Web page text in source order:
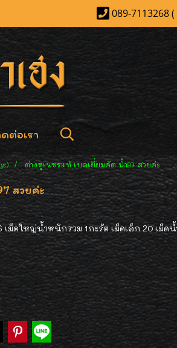
089-7113268
ต่อเรา
ต่างหูเพชรแท้ เบลเยี่ยมคัต น้ำ97 สวยค่ะ
สวยค่ะ
เม็ดใหญ่น้ำหนักรวม 1กะรัต เม็ดเล็ก 20 เม็ด